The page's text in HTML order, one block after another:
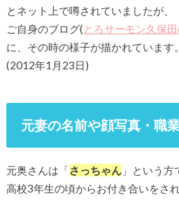
とネット上で噂されていましたが、
ご自身のブログ(とろサーモン久保
に、その時の様子が描かれています
(2012年1月23日)
元妻の名前や顔写真・職
元奥さんは「さっちゃん」という方
高校3年生の頃からお付き合いをさ